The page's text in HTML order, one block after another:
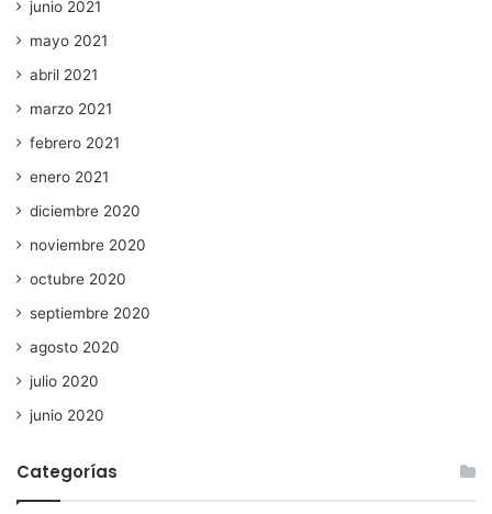
junio 2021
mayo 2021
abril 2021
marzo 2021
febrero 2021
enero 2021
diciembre 2020
noviembre 2020
octubre 2020
septiembre 2020
agosto 2020
julio 2020
junio 2020
Categorías